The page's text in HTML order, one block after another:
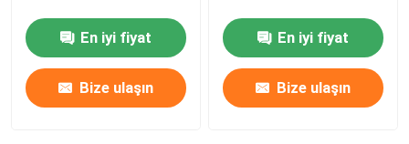
En iyi fiyat
Bize ulaşın
En iyi fiyat
Bize ulaşın